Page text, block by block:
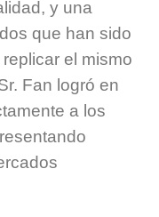
y una
que han sido
el mismo
Fan logró en
a los